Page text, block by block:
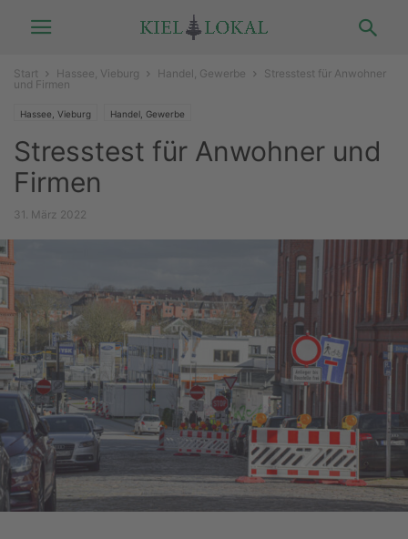
Start Hassee, Vieburg Handel, Gewerbe
Stresstest für Anwohner
und Firmen
Hassee, Vieburg Handel, Gewerbe
Stresstest für Anwohner und
Firmen
31. März 2022